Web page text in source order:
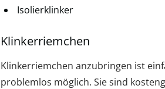
Isolierklinker
Klinkerriemchen
Klinkerriemchen anzubringen ist
problemlos möglich. Sie sind